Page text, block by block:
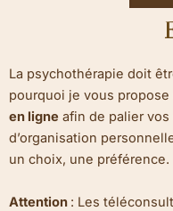
La psychothérapie doit
pourquoi je vous
en ligne afin de palier
d’organisation
un choix, une préférence.
Attention : Les